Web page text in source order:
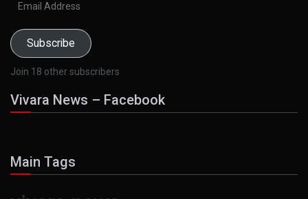
Subscribe
Join 18 other subscribers
Vivara News – Facebook
Main Tags